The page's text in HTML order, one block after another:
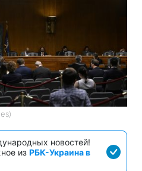
новостей!
из РБК-Украина в